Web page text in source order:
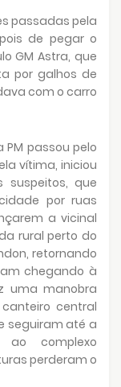
passadas pela
de pegar o
GM Astra, que
por galhos de
com o carro
passou pelo
vítima, iniciou
que
por ruas
a vicinal
rural perto do
retornando
chegando à
uma manobra
central
seguiram até a
complexo
perderam o